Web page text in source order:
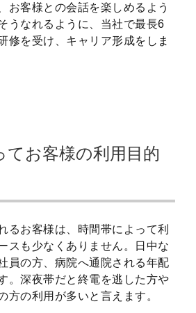
お客様との会話を楽しめるよう
うなれるように、当社で最長6
修を受け、キャリア形成をしま
てお客様の利用目的
るお客様は、時間帯によって利
スも少なくありません。日中な
員の方、病院へ通院される年配
。深夜帯だと終電を逃した方や
方の利用が多いと言えます。